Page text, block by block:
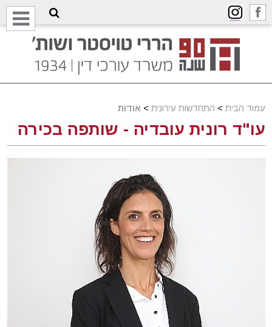
עמוד הבית > התחדשות עירונית > אודות
עו"ד רונית עובדיה - שותפה בכירה